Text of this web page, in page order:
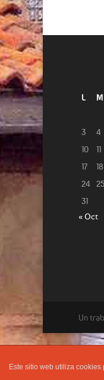
L M
3
4
10
11
17
18
24 25
31
« Oct
Un
Este sitio web utiliza